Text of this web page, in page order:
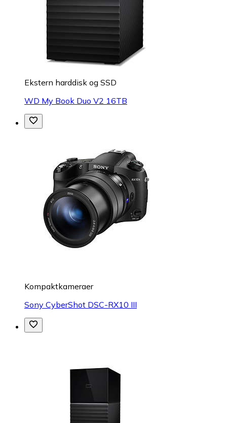
Ekstern harddisk og SSD
WD My Book Duo V2 16TB
Kompaktkameraer
Sony CyberShot DSC-RX10 III